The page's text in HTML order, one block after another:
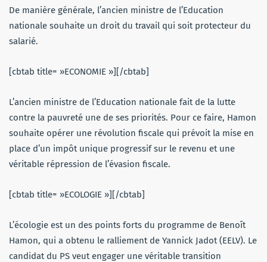
De manière générale, l’ancien ministre de l’Education
nationale souhaite un droit du travail qui soit protecteur du
salarié.
[cbtab title= »ECONOMIE »][/cbtab]
L’ancien ministre de l’Education nationale fait de la lutte
contre la pauvreté une de ses priorités. Pour ce faire, Hamon
souhaite opérer une révolution fiscale qui prévoit la mise en
place d’un impôt unique progressif sur le revenu et une
véritable répression de l’évasion fiscale.
[cbtab title= »ECOLOGIE »][/cbtab]
L’écologie est un des points forts du programme de Benoît
Hamon, qui a obtenu le ralliement de Yannick Jadot (EELV). Le
candidat du PS veut engager une véritable transition